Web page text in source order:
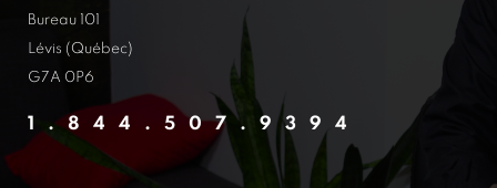
Bureau 101
Lévis (Québec)
G7A 0P6
1.844.507.9394